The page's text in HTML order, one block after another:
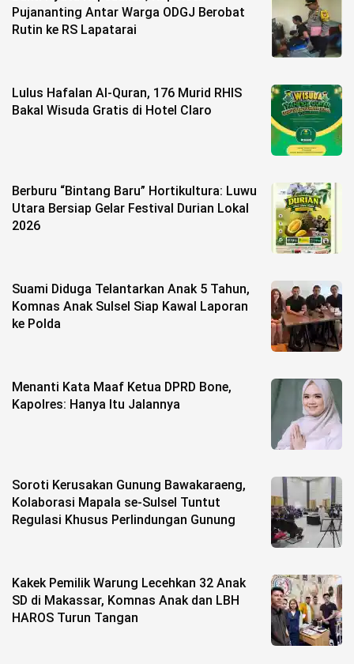
Pujananting Antar Warga ODGJ Berobat
Rutin ke RS Lapatarai
Lulus Hafalan Al-Quran, 176 Murid RHIS
Bakal Wisuda Gratis di Hotel Claro
Berburu “Bintang Baru” Hortikultura: Luwu
Utara Bersiap Gelar Festival Durian Lokal
2026
Suami Diduga Telantarkan Anak 5 Tahun,
Komnas Anak Sulsel Siap Kawal Laporan
ke Polda
Menanti Kata Maaf Ketua DPRD Bone,
Kapolres: Hanya Itu Jalannya
Soroti Kerusakan Gunung Bawakaraeng,
Kolaborasi Mapala se-Sulsel Tuntut
Regulasi Khusus Perlindungan Gunung
Kakek Pemilik Warung Lecehkan 32 Anak
SD di Makassar, Komnas Anak dan LBH
HAROS Turun Tangan